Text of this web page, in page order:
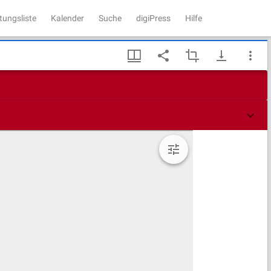
Kalender Suche digiPress Hilfe